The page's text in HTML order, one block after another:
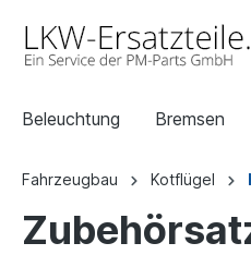
Beleuchtung Bremsen
Fahrzeugbau Kotflügel